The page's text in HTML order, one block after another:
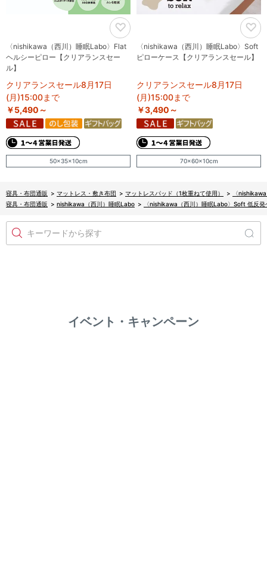
〈nishikawa（西川）睡眠Labo〉Flat
ヘルシーピロー【クリアランスセー
ル】
クリアランスセール8月17日
(月)15:00まで
￥5,490～
50×35×10cm
〈nishikawa（西川）睡眠Labo〉Soft
ピローケース【クリアランスセール】
クリアランスセール8月17日
(月)15:00まで
￥3,490～
70×60×10cm
寝具・布団通販 > マットレス・敷き布団 > マットレスパッド（1枚重ねて使用） >
〈
寝具・布団通販 > nishikawa（西川）睡眠Labo > 〈nishikawa（西川）睡眠Labo〉Soft 低反
キーワードから探す
イベント・キャンペーン